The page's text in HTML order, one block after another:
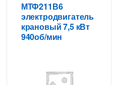
МТФ211В6
электродвигатель
крановый 7,5 кВт
940об/мин